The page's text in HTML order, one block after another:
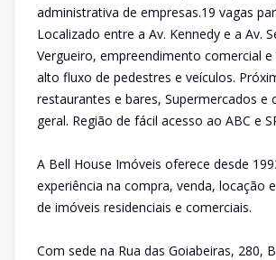
administrativa de empresas.19 vagas
Localizado entre a Av. Kennedy e a Av.
Vergueiro, empreendimento comercial e
alto fluxo de pedestres e veículos.
restaurantes e bares, Supermercados e
geral. Região de fácil acesso ao ABC e
A Bell House Imóveis oferece desde
experiência na compra, venda, locação
de imóveis residenciais e comerciais.
Com sede na Rua das Goiabeiras, 280,